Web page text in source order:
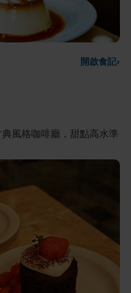
開啟食記›
風格咖啡廳，甜點高水準